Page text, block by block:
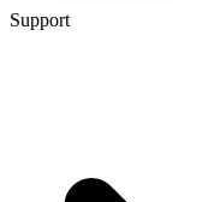
Support